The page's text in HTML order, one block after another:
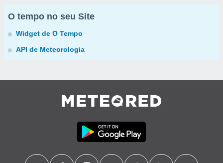
O tempo no seu Site
Widget de O Tempo
API de Meteorologia